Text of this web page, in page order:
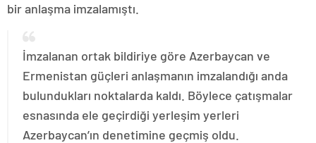
bir anlaşma imzalamıştı.
İmzalanan ortak bildiriye göre Azerbaycan ve
Ermenistan güçleri anlaşmanın imzalandığı anda
bulundukları noktalarda kaldı. Böylece çatışmalar
esnasında ele geçirdiği yerleşim yerleri
Azerbaycan’ın denetimine geçmiş oldu.